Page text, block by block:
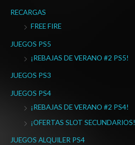
RECARGAS
FREE FIRE
JUEGOS PS5
¡REBAJAS DE VERANO #2 PS5!
JUEGOS PS3
JUEGOS PS4
¡REBAJAS DE VERANO #2 PS4!
¡OFERTAS SLOT SECUNDARIOS!
JUEGOS ALQUILER PS4